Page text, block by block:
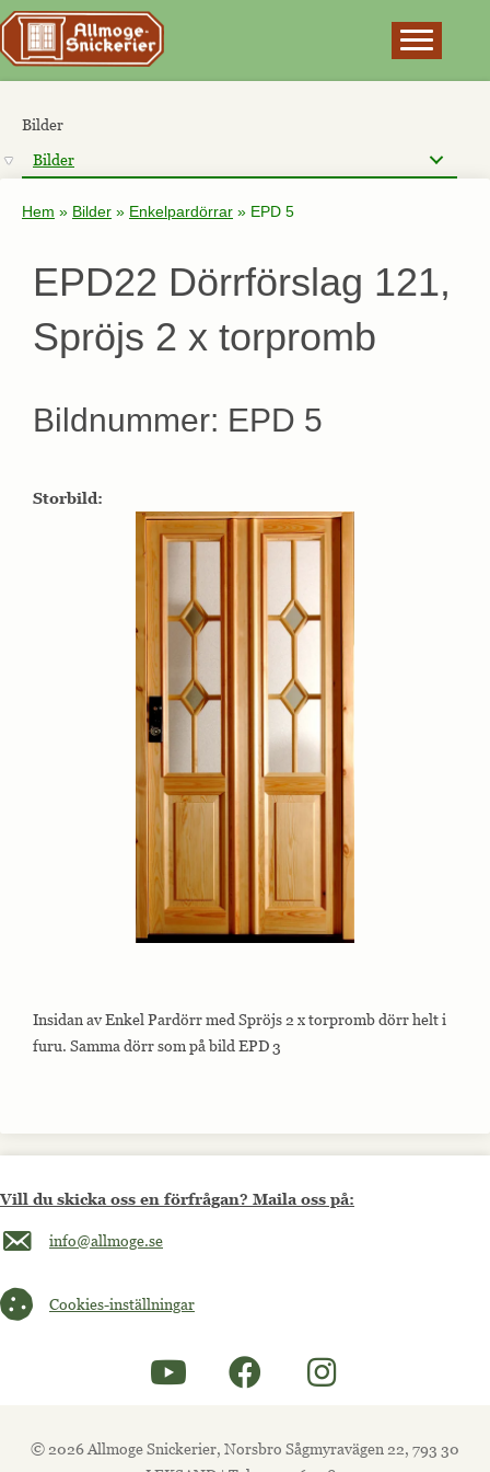
Bilder
Bilder
Hem » Bilder » Enkelpardörrar » EPD 5
EPD22 Dörrförslag 121,
Spröjs 2 x torpromb
Bildnummer: EPD 5
Storbild:
Insidan av Enkel Pardörr med Spröjs 2 x torpromb dörr helt i
furu. Samma dörr som på bild EPD 3
Vill du skicka oss en förfrågan? Maila oss på:
Maila oss på info@allmoge.se
info@allmoge.se
Cookies-inställningar
Cookies-inställningar
© 2026 Allmoge Snickerier, Norsbro Sågmyravägen 22, 793 30